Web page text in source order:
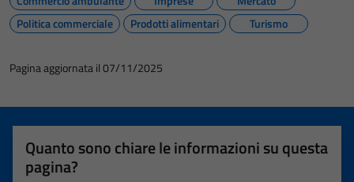
Politica commerciale
Prodotti alimentari Turismo
Pagina aggiornata il 07/11/2025
Quanto sono chiare le informazioni su questa
pagina?